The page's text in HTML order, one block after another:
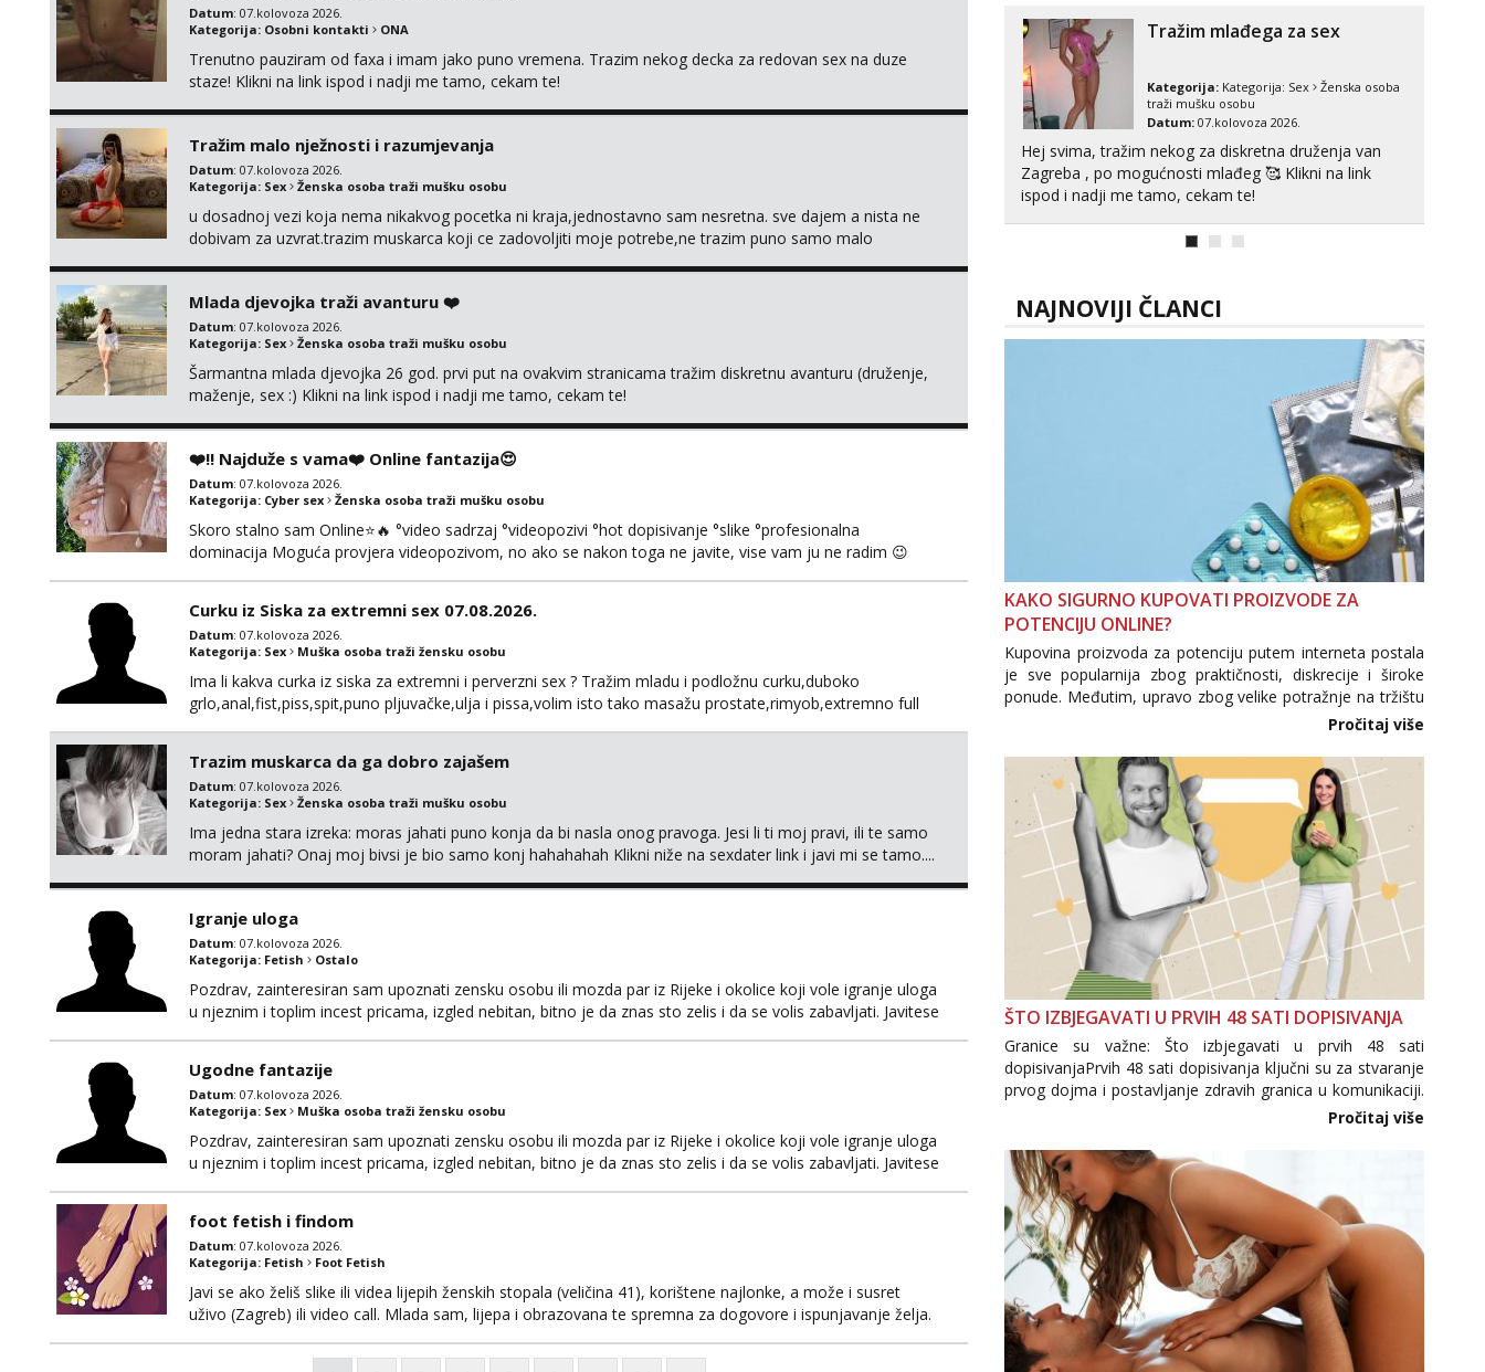
Datum: 07.kolovoza 2026.
Kategorija: Osobni kontakti ONA
Trenutno pauziram od faxa i imam jako puno vremena. Trazim nekog decka za redovan sex na duze
staze! Klikni na link ispod i nadji me tamo, cekam te!
Tražim malo nježnosti i razumjevanja
Datum: 07.kolovoza 2026.
Kategorija: Sex Ženska osoba traži mušku osobu
u dosadnoj vezi koja nema nikakvog pocetka ni kraja,jednostavno sam nesretna. sve dajem a nista ne
dobivam za uzvrat.trazim muskarca koji ce zadovoljiti moje potrebe,ne trazim puno samo malo
Mlada djevojka traži avanturu ❤️
Datum: 07.kolovoza 2026.
Kategorija: Sex Ženska osoba traži mušku osobu
Šarmantna mlada djevojka 26 god. prvi put na ovakvim stranicama tražim diskretnu avanturu (druženje,
maženje, sex :) Klikni na link ispod i nadji me tamo, cekam te!
❤️‼️ Najduže s vama❤️ Online fantazija😍
Datum: 07.kolovoza 2026.
Kategorija: Cyber sex Ženska osoba traži mušku osobu
Skoro stalno sam Online⭐🔥 °video sadrzaj °videopozivi °hot dopisivanje °slike °profesionalna
dominacija Moguća provjera videopozivom, no ako se nakon toga ne javite, vise vam ju ne radim 😉
Curku iz Siska za extremni sex 07.08.2026.
Datum: 07.kolovoza 2026.
Kategorija: Sex Muška osoba traži žensku osobu
Ima li kakva curka iz siska za extremni i perverzni sex ? Tražim mladu i podložnu curku,duboko
grlo,anal,fist,piss,spit,puno pljuvačke,ulja i pissa,volim isto tako masažu prostate,rimyob,extremno full
Trazim muskarca da ga dobro zajašem
Datum: 07.kolovoza 2026.
Kategorija: Sex Ženska osoba traži mušku osobu
Ima jedna stara izreka: moras jahati puno konja da bi nasla onog pravoga. Jesi li ti moj pravi, ili te samo
moram jahati? Onaj moj bivsi je bio samo konj hahahahah Klikni niže na sexdater link i javi mi se tamo....
Igranje uloga
Datum: 07.kolovoza 2026.
Kategorija: Fetish Ostalo
Pozdrav, zainteresiran sam upoznati zensku osobu ili mozda par iz Rijeke i okolice koji vole igranje uloga
u njeznim i toplim incest pricama, izgled nebitan, bitno je da znas sto zelis i da se volis zabavljati. Javitese
Ugodne fantazije
Datum: 07.kolovoza 2026.
Kategorija: Sex Muška osoba traži žensku osobu
Pozdrav, zainteresiran sam upoznati zensku osobu ili mozda par iz Rijeke i okolice koji vole igranje uloga
u njeznim i toplim incest pricama, izgled nebitan, bitno je da znas sto zelis i da se volis zabavljati. Javitese
foot fetish i findom
Datum: 07.kolovoza 2026.
Kategorija: Fetish Foot Fetish
Javi se ako želiš slike ili videa lijepih ženskih stopala (veličina 41), korištene najlonke, a može i susret
uživo (Zagreb) ili video call. Mlada sam, lijepa i obrazovana te spremna za dogovore i ispunjavanje želja.
Također me zanima i findom Javite se sa svojim željama i ponudama.
064/677-677 - Kod: #135
Obavijesti me kada se oslobodi
Tel:064/677-677- Kod: #123
tel:0,93€ - mob:1,12€ min
tel:0,93€ - mob:1,12€ min
Tražim mlađega za sex
Kategorija: Kategorija: Sex
Ženska osoba
traži mušku osobu
Datum: 07.kolovoza 2026.
Hej svima, tražim nekog za diskretna druženja van
Zagreba , po mogućnosti mlađeg 🥰 Klikni na link
ispod i nadji me tamo, cekam te!
NAJNOVIJI ČLANCI
KAKO SIGURNO KUPOVATI PROIZVODE ZA
POTENCIJU ONLINE?
Kupovina proizvoda za potenciju putem interneta postala
je sve popularnija zbog praktičnosti, diskrecije i široke
ponude. Međutim, upravo zbog velike potražnje na tržištu
se pojavljuju i brojni krivotvoreni proizvodi, nepouzdane
internetske trgovine te proizvodi nepoznatog podrijetla. ...
Pročitaj više
ŠTO IZBJEGAVATI U PRVIH 48 SATI DOPISIVANJA
Granice su važne: Što izbjegavati u prvih 48 sati
dopisivanjaPrvih 48 sati dopisivanja ključni su za stvaranje
prvog dojma i postavljanje zdravih granica u komunikaciji.
Važno je izbjeći prebrzo otkrivanje osobnih ili intimnih
informacija, jer nepoznata osoba još nije zaslužila to
povjerenje. Takođe...
Pročitaj više